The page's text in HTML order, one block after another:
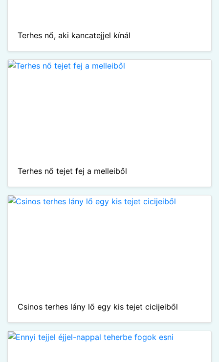
Terhes nő, aki kancatejjel kínál
Terhes nő tejet fej a melleiből
Csinos terhes lány lő egy kis tejet cicijeiből